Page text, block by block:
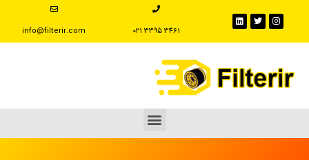
‪021 3395 3461
info@filterir.com